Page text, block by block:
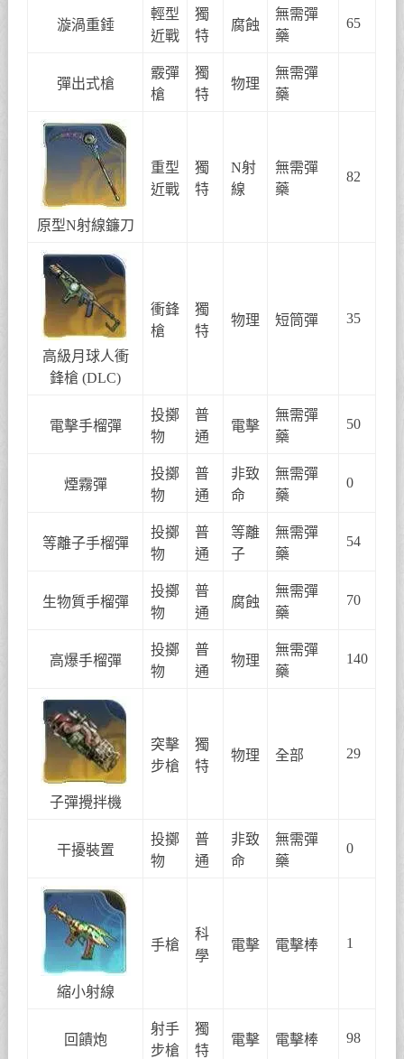
漩渦重錘
輕型
近戰
獨
特
腐蝕
無需彈
藥
65
彈出式槍
霰彈
槍
獨
特
物理
無需彈
藥
原型N射線鐮刀
重型
近戰
獨
特
N射
線
無需彈
藥
82
高級月球人衝
鋒槍 (DLC)
衝鋒
槍
獨
特
物理 短筒彈 35
電擊手榴彈
投擲
物
普
通
電擊
無需彈
藥
50
煙霧彈
投擲
物
普
通
非致
命
無需彈
藥
0
等離子手榴彈
投擲
物
普
通
等離
子
無需彈
藥
54
生物質手榴彈
投擲
物
普
通
腐蝕
無需彈
藥
70
高爆手榴彈
投擲
物
普
通
物理
無需彈
藥
140
子彈攪拌機
突擊
步槍
獨
特
物理 全部 29
干擾裝置
投擲
物
普
通
非致
命
無需彈
藥
0
縮小射線
手槍
科
學
電擊 電擊棒 1
回饋炮
射手
步槍
獨
特
電擊 電擊棒 98